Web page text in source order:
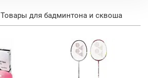
Товары для бадминтона и сквоша